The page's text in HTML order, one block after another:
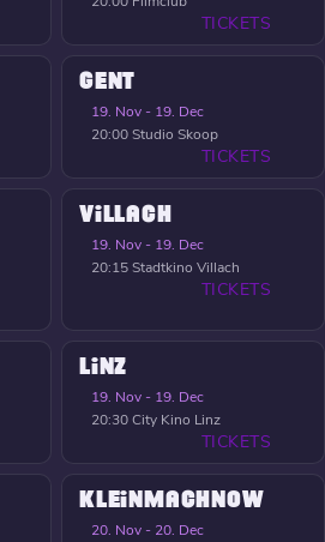
TICKETS
GENT
19. Nov - 19. Dec
20:00Studio Skoop
TICKETS
VILLACH
19. Nov - 19. Dec
20:15Stadtkino Villach
TICKETS
LINZ
19. Nov - 19. Dec
20:30City Kino Linz
TICKETS
KLEINMACHNOW
20. Nov - 20. Dec